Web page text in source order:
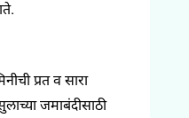
प्रत व सारा
जमाबंदीसाठी